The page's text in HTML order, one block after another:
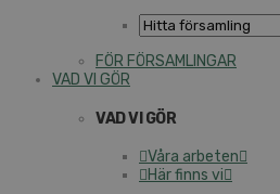
FÖR FÖRSAMLINGAR
VAD VI GÖR
VAD VI GÖR
Våra arbeten
Här finns vi